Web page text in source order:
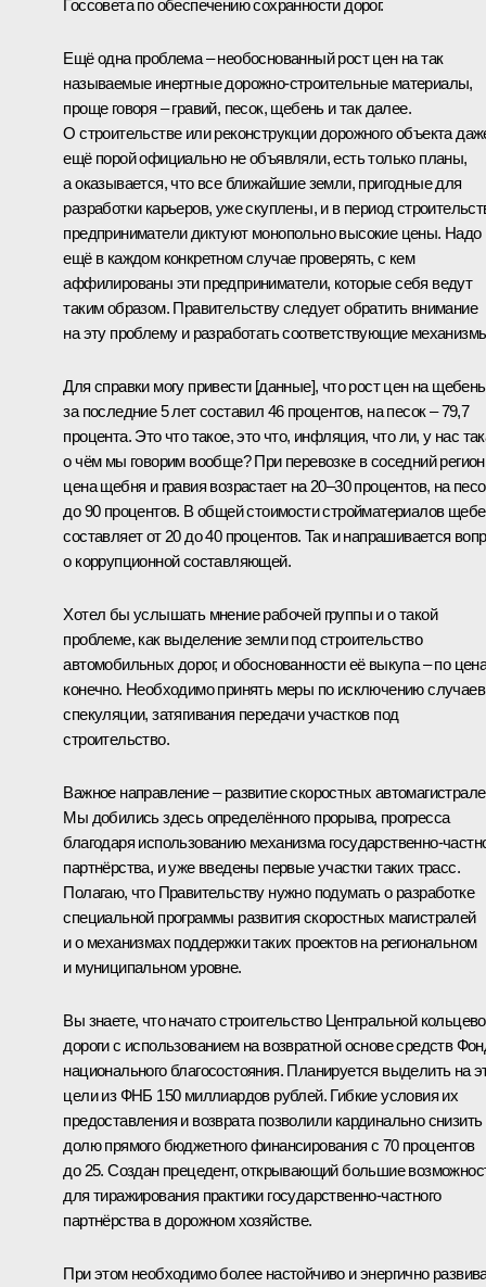
Госсовета по обеспечению сохранности дорог.
Ещё одна проблема – необоснованный рост цен на так
называемые инертные дорожно-строительные материалы,
проще говоря – гравий, песок, щебень и так далее.
О строительстве или реконструкции дорожного объекта
ещё порой официально не объявляли, есть только планы,
а оказывается, что все ближайшие земли, пригодные для
разработки карьеров, уже скуплены, и в период
предприниматели диктуют монопольно высокие цены. Надо
ещё в каждом конкретном случае проверять, с кем
аффилированы эти предприниматели, которые себя ведут
таким образом. Правительству следует обратить внимание
на эту проблему и разработать соответствующие
Для справки могу привести [данные], что рост цен на щебень
за последние 5 лет составил 46 процентов, на песок – 79,7
процента. Это что такое, это что, инфляция, что ли, у нас
о чём мы говорим вообще? При перевозке в соседний регион
цена щебня и гравия возрастает на 20–30 процентов, на
до 90 процентов. В общей стоимости стройматериалов
составляет от 20 до 40 процентов. Так и напрашивается
о коррупционной составляющей.
Хотел бы услышать мнение рабочей группы и о такой
проблеме, как выделение земли под строительство
автомобильных дорог, и обоснованности её выкупа – по
конечно. Необходимо принять меры по исключению случаев
спекуляции, затягивания передачи участков под
строительство.
Важное направление – развитие скоростных
Мы добились здесь определённого прорыва, прогресса
благодаря использованию механизма государственно-
партнёрства, и уже введены первые участки таких трасс.
Полагаю, что Правительству нужно подумать о разработке
специальной программы развития скоростных магистралей
и о механизмах поддержки таких проектов на региональном
и муниципальном уровне.
Вы знаете, что начато строительство Центральной
дороги с использованием на возвратной основе средств
национального благосостояния. Планируется выделить на
цели из ФНБ 150 миллиардов рублей. Гибкие условия их
предоставления и возврата позволили кардинально снизить
долю прямого бюджетного финансирования с 70 процентов
до 25. Создан прецедент, открывающий большие
для тиражирования практики государственно-частного
партнёрства в дорожном хозяйстве.
При этом необходимо более настойчиво и энергично